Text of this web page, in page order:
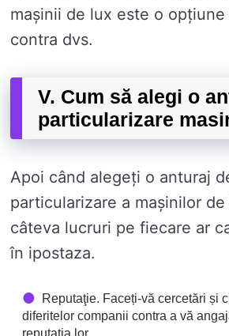
mașinii de lux este o
contra dvs.
V. Cum să alegi o
particularizare
Apoi când alegeți o anturaj
particularizare a mașinilor
câteva lucruri pe fiecare ar
în ipostaza.
Reputaţie. Faceți-vă cercetări și
diferitelor companii contra a vă